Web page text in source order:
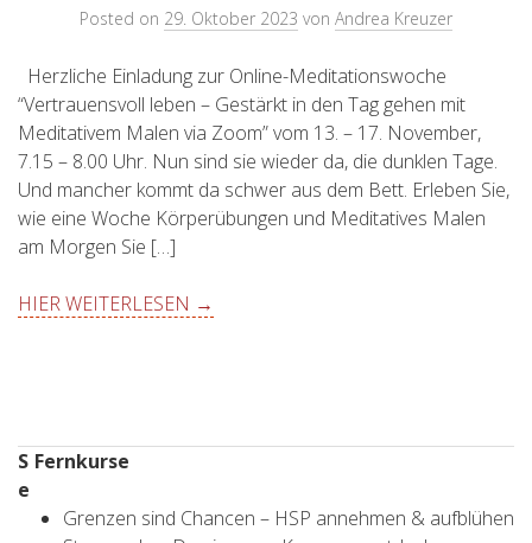
Posted on 29. Oktober 2023 von Andrea Kreuzer
Herzliche Einladung zur Online-Meditationswoche
“Vertrauensvoll leben – Gestärkt in den Tag gehen mit
Meditativem Malen via Zoom” vom 13. – 17. November,
7.15 – 8.00 Uhr. Nun sind sie wieder da, die dunklen Tage.
Und mancher kommt da schwer aus dem Bett. Erleben Sie,
wie eine Woche Körperübungen und Meditatives Malen
am Morgen Sie […]
HIER WEITERLESEN →
Fernkurse
Grenzen sind Chancen – HSP annehmen & aufblühen
S
e